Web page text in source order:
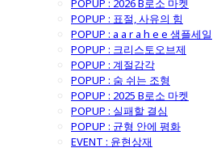
POPUP : 2026 B로소 마켓
POPUP : 표절, 사유의 힘
POPUP : a a r a h e e 샘플세일
POPUP : 크리스토오브제
POPUP : 계절감각
POPUP : 숨 쉬는 조형
POPUP : 2025 B로소 마켓
POPUP : 실패할 결심
POPUP : 균형 안에 평화
EVENT : 윤현상재